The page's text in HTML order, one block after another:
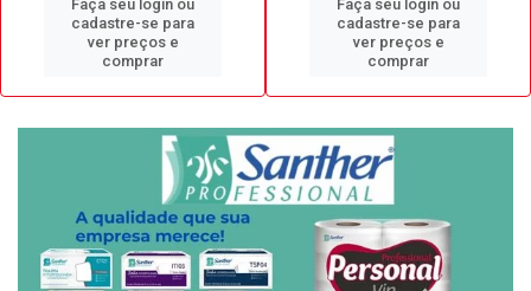
Faça seu login ou
cadastre-se para
ver preços e
comprar
Faça seu login ou
cadastre-se para
ver preços e
comprar